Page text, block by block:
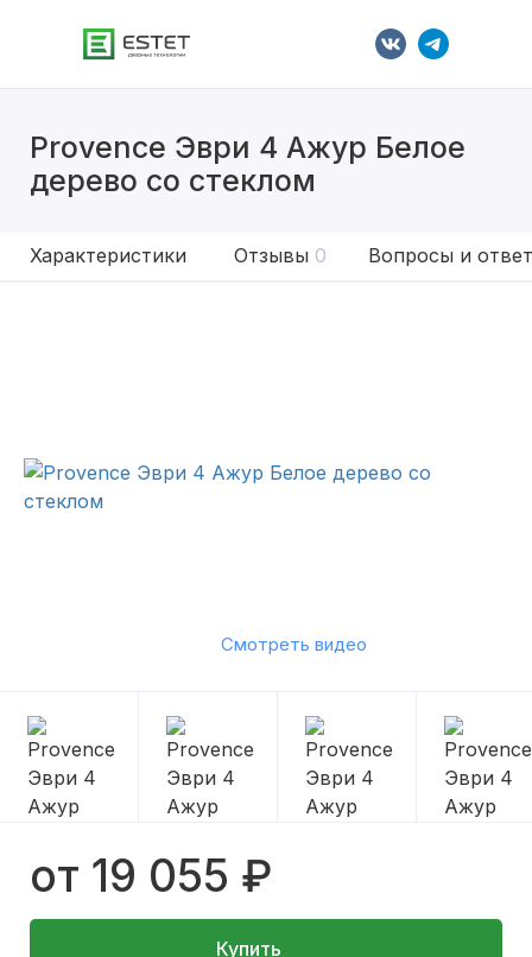
Provence Эври 4 Ажур Белое
дерево со стеклом
Характеристики Отзывы 0 Вопросы и
Смотреть видео
от 19 055 ₽
Купить